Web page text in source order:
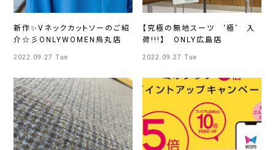
新作✨Vネックカットソーのご紹
介☆彡ONLYWOMEN烏丸店
2022.09.27 Tue
【究極の無地スーツ ‘極‘ 入
荷!!!】 ONLY広島店
2022.09.27 Tue